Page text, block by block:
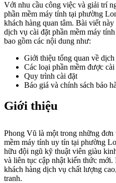
Với nhu cầu công việc và giải trí
phần mềm máy tính tại phường
khách hàng quan tâm. Bài viết
dịch vụ cài đặt phần mềm máy
bao gồm các nội dung như:
Giới thiệu tổng quan về dịch
Các loại phần mềm được cài
Quy trình cài đặt
Báo giá và chính sách bảo
Giới thiệu
Phong Vũ là một trong những
mềm máy tính uy tín tại phường
hữu đội ngũ kỹ thuật viên giàu
và liên tục cập nhật kiến thức
khách hàng dịch vụ chất lượng
tranh.